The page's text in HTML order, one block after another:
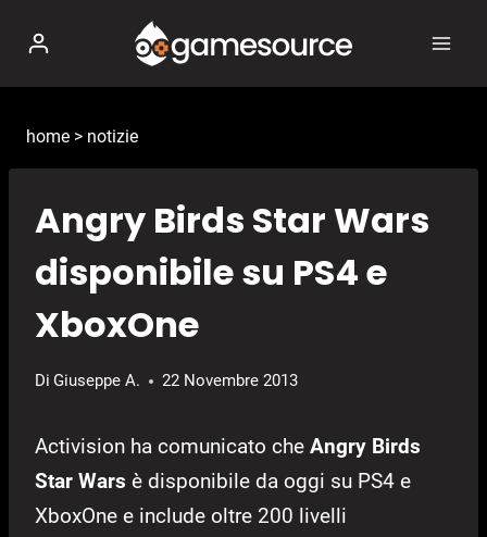
contenuto
home > notizie
Angry Birds Star Wars
disponibile su PS4 e
XboxOne
Di Giuseppe A. 22 Novembre 2013
Activision ha comunicato che Angry Birds
Star Wars è disponibile da oggi su PS4 e
XboxOne e include oltre 200 livelli